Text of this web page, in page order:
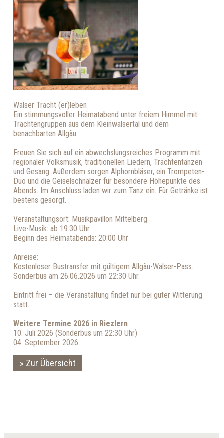
Walser Tracht (er)leben
Ein stimmungsvoller Heimatabend unter freiem Himmel mit
Trachtengruppen aus dem Kleinwalsertal und dem
benachbarten Allgäu.
Freuen Sie sich auf ein abwechslungsreiches Programm mit
regionaler Volksmusik, traditionellen Liedern, Trachtentänzen
und Gesang. Außerdem sorgen Alphornbläser, ein Trompeten-
Duo und die Geiselschnalzer für besondere Höhepunkte des
Abends. Im Anschluss laden wir zum Tanz ein. Für Getränke ist
bestens gesorgt.
Veranstaltungsort: Musikpavillon Mittelberg
Live-Musik: ab 19:30 Uhr
Beginn des Heimatabends: 20:00 Uhr
Anreise:
Kostenloser Bustransfer mit gültigem Allgäu-Walser-Pass.
Sonderbus am 26.06.2026 um 22:30 Uhr.
Eintritt frei – die Veranstaltung findet nur bei guter Witterung
statt.
Weitere Termine 2026 in Riezlern
10. Juli 2026 (Sonderbus um 22:30 Uhr)
04. September 2026
Zur Übersicht